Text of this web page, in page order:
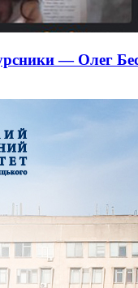
— Олег